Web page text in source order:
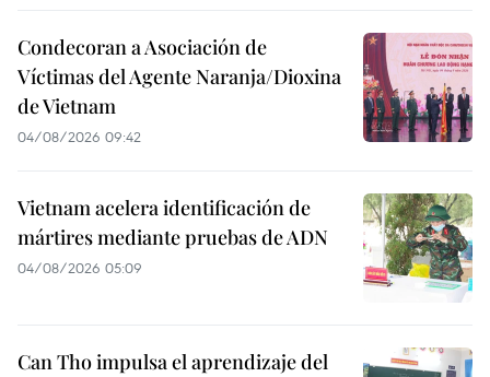
Condecoran a Asociación de
Víctimas del Agente Naranja/Dioxina
de Vietnam
04/08/2026 09:42
Vietnam acelera identificación de
mártires mediante pruebas de ADN
04/08/2026 05:09
Can Tho impulsa el aprendizaje del